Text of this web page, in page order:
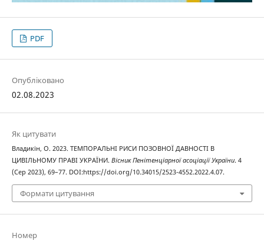
PDF
Опубліковано
02.08.2023
Як цитувати
Владикін, О. 2023. ТЕМПОРАЛЬНІ РИСИ ПОЗОВНОЇ ДАВНОСТІ В
ЦИВІЛЬНОМУ ПРАВІ УКРАЇНИ. Вісник Пенітенціарної асоціації України. 4
(Сер 2023), 69–77. DOI:https://doi.org/10.34015/2523-4552.2022.4.07.
Формати цитування
Номер